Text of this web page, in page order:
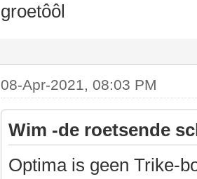
groetôôl
08-Apr-2021, 08:03 PM
Wim -de roetsende
Optima is geen Trike-